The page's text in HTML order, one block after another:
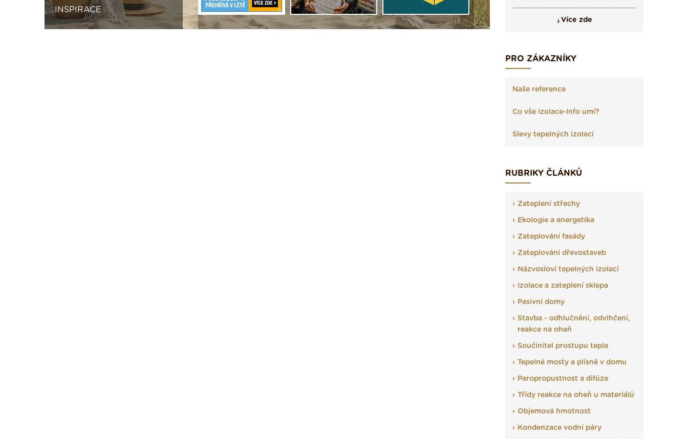
INSPIRACE
Více zde
PRO ZÁKAZNÍKY
Naše reference
Co vše Izolace-Info umí?
Slevy tepelných izolací
RUBRIKY ČLÁNKŮ
Zateplení střechy
Ekologie a energetika
Zateplování fasády
Zateplování dřevostaveb
Názvosloví tepelných izolací
Izolace a zateplení sklepa
Pasivní domy
Stavba - odhlučnění, odvlhčení,
reakce na oheň
Součinitel prostupu tepla
Tepelné mosty a plísně v domu
Paropropustnost a difúze
Třídy reakce na oheň u materiálů
Objemová hmotnost
Kondenzace vodní páry